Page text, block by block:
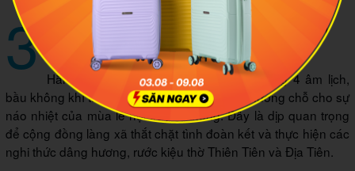
3 Sắc màu hội làng và vũ điệu “đánh
hổ” truyền thống
Hằng năm, từ ngày 6 đến ngày 12 tháng 4 âm lịch,
bầu không khí tĩnh mịch tại đền Đậu An lại nhường chỗ cho sự
náo nhiệt của mùa lễ hội truyền thống. Đây là dịp quan trọng
để cộng đồng làng xã thắt chặt tình đoàn kết và thực hiện các
nghi thức dâng hương, rước kiệu thờ Thiên Tiên và Địa Tiên.